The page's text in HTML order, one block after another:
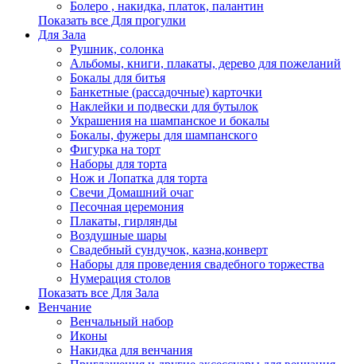
Болеро , накидка, платок, палантин
Показать все Для прогулки
Для Зала
Рушник, солонка
Альбомы, книги, плакаты, дерево для пожеланий
Бокалы для битья
Банкетные (рассадочные) карточки
Наклейки и подвески для бутылок
Украшения на шампанское и бокалы
Бокалы, фужеры для шампанского
Фигурка на торт
Наборы для торта
Нож и Лопатка для торта
Свечи Домашний очаг
Песочная церемония
Плакаты, гирлянды
Воздушные шары
Свадебный сундучок, казна,конверт
Наборы для проведения свадебного торжества
Нумерация столов
Показать все Для Зала
Венчание
Венчальный набор
Иконы
Накидка для венчания